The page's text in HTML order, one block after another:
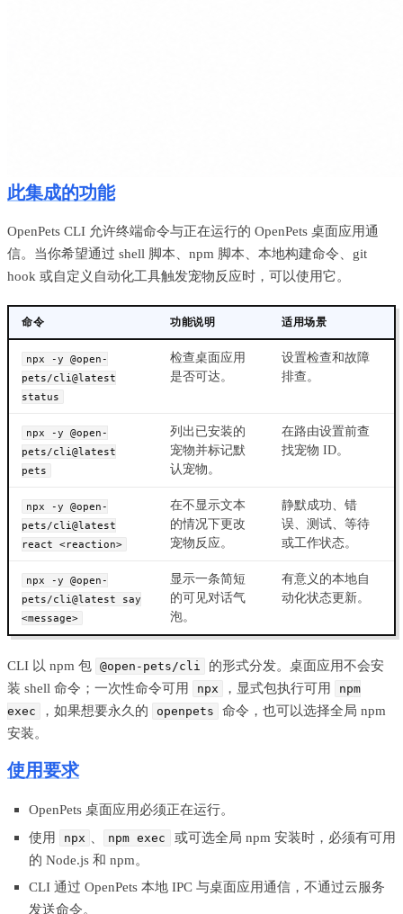
此集成的功能
OpenPets CLI 允许终端命令与正在运行的 OpenPets 桌面应用通
信。当你希望通过 shell 脚本、npm 脚本、本地构建命令、git
hook 或自定义自动化工具触发宠物反应时，可以使用它。
命令 功能说明 适用场景
npx -y @open-
pets/cli@latest
status
检查桌面应用
是否可达。
设置检查和故障
排查。
npx -y @open-
pets/cli@latest
pets
列出已安装的
宠物并标记默
认宠物。
在路由设置前查
找宠物 ID。
npx -y @open-
pets/cli@latest
react <reaction>
在不显示文本
的情况下更改
宠物反应。
静默成功、错
误、测试、等待
或工作状态。
npx -y @open-
pets/cli@latest say
<message>
显示一条简短
的可见对话气
泡。
有意义的本地自
动化状态更新。
CLI 以 npm 包 @open-pets/cli
的形式分发。桌面应用不会安
装 shell 命令；一次性命令可用
npx ，显式包执行可用
npm
exec
，如果想要永久的 openpets
命令，也可以选择全局 npm
安装。
使用要求
OpenPets 桌面应用必须正在运行。
使用
npx npm exec
或可选全局 npm 安装时，必须有可用
的 Node.js 和 npm。
CLI 通过 OpenPets 本地 IPC 与桌面应用通信，不通过云服务
发送命令。